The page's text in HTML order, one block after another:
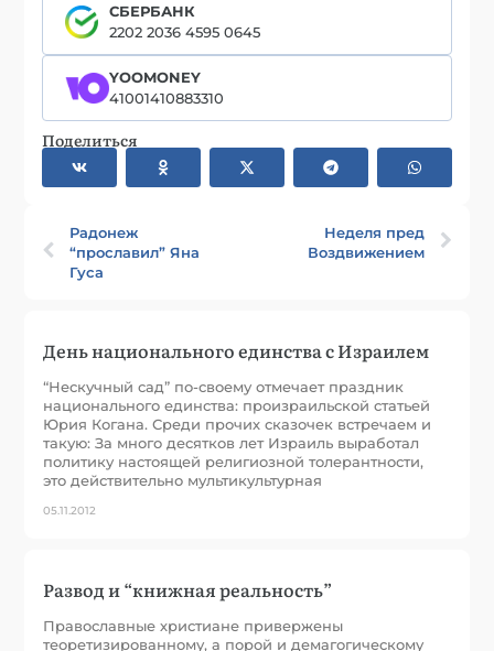
СБЕРБАНК
2202 2036 4595 0645
YOOMONEY
41001410883310
Поделиться
Радонеж
“прославил” Яна
Гуса
Неделя пред
Воздвижением
День национального единства с Израилем
“Нескучный сад” по-своему отмечает праздник
национального единства: произраильской статьей
Юрия Когана. Среди прочих сказочек встречаем и
такую: За много десятков лет Израиль выработал
политику настоящей религиозной толерантности,
это действительно мультикультурная
05.11.2012
Развод и “книжная реальность”
Православные христиане привержены
теоретизированному, а порой и демагогическому